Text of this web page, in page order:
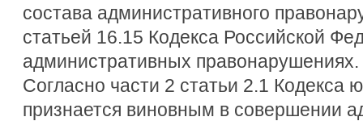
состава административного
статьей 16.15 Кодекса Российской
административных правонарушениях.
Согласно части 2 статьи 2.1 Кодекса
признается виновным в совершении